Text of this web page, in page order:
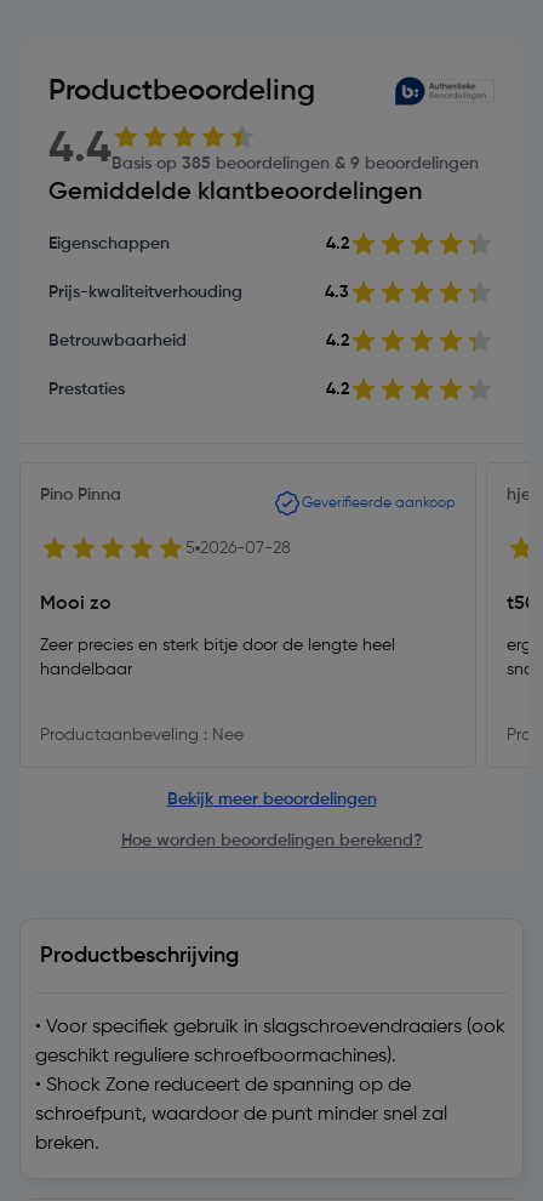
Productbeoordeling
4.4Basis op 385 beoordelingen & 9 beoordelingen
Gemiddelde klantbeoordelingen
Eigenschappen 4.2
Prijs-kwaliteitverhouding 4.3
Betrouwbaarheid 4.2
Prestaties 4.2
Pino Pinna Geverifieerde aankoop
5 2026-07-28
Mooi zo
Zeer precies en sterk bitje door de lengte heel
handelbaar
Productaanbeveling : Nee
t50
erg
Bekijk meer beoordelingen
Hoe worden beoordelingen berekend?
Productbeschrijving
• Voor specifiek gebruik in slagschroevendraaiers (ook
geschikt reguliere schroefboormachines).
• Shock Zone reduceert de spanning op de
schroefpunt, waardoor de punt minder snel zal
breken.